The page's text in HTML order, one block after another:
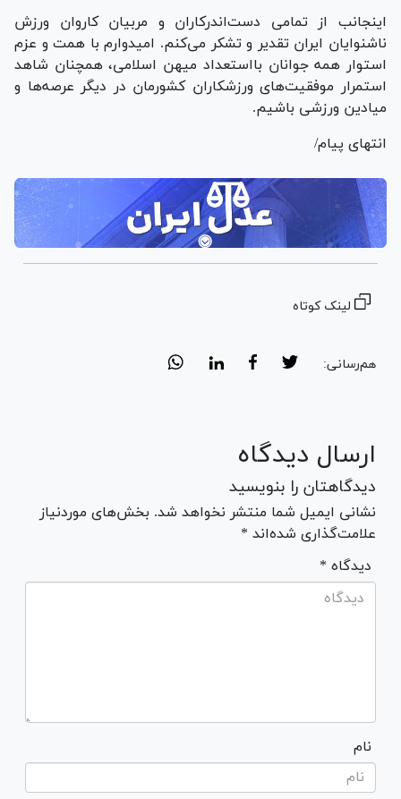
اینجانب از تمامی دست‌اندرکاران و مربیان کاروان ورزش
ناشنوایان ایران تقدیر و تشکر می‌کنم. امیدوارم با همت و عزم
استوار همه جوانان بااستعداد میهن اسلامی، همچنان شاهد
استمرار موفقیت‌های ورزشکاران کشورمان در دیگر عرصه‌ها و
میادین ورزشی باشیم.
انتهای پیام/
لینک کوتاه
هم‌رسانی:
ارسال دیدگاه
دیدگاهتان را بنویسید
نشانی ایمیل شما منتشر نخواهد شد. بخش‌های موردنیاز
علامت‌گذاری شده‌اند *
* دیدگاه
نام